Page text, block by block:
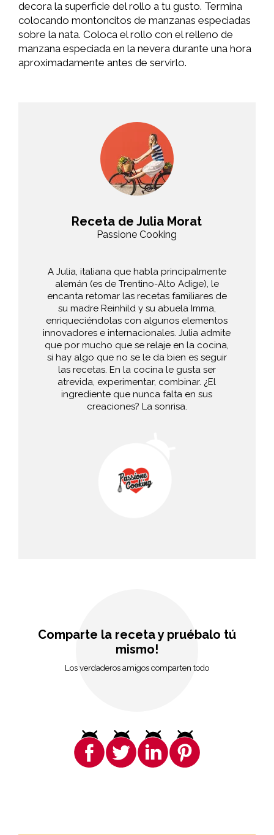
decora la superficie del rollo a tu gusto. Termina
colocando montoncitos de manzanas especiadas
sobre la nata. Coloca el rollo con el relleno de
manzana especiada en la nevera durante una hora
aproximadamente antes de servirlo.
Receta de Julia Morat
Passione Cooking
A Julia, italiana que habla principalmente
alemán (es de Trentino-Alto Adige), le
encanta retomar las recetas familiares de
su madre Reinhild y su abuela Imma,
enriqueciéndolas con algunos elementos
innovadores e internacionales. Julia admite
que por mucho que se relaje en la cocina,
si hay algo que no se le da bien es seguir
las recetas. En la cocina le gusta ser
atrevida, experimentar, combinar. ¿El
ingrediente que nunca falta en sus
creaciones? La sonrisa.
Comparte la receta y pruébalo tú
mismo!
Los verdaderos amigos comparten todo